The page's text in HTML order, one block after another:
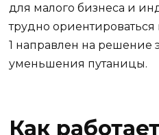
для малого бизнеса и
трудно
1 направлен на решение
уменьшения путаницы.
Как